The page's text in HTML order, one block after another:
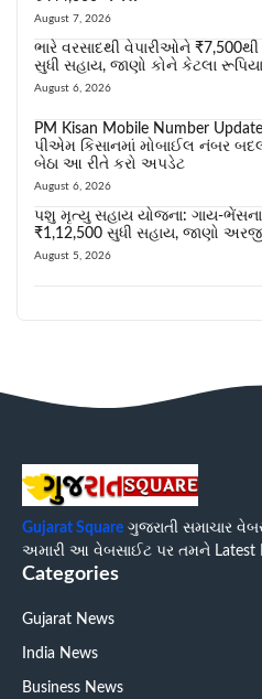
August 7, 2026
ભારે વરસાદથી વેપારીઓને
સુધી સહાય, જાણો કોને કેટલા
August 6, 2026
PM Kisan Mobile Number
પીએમ કિસાનમાં મોબાઈલ નંબર
બેઠા આ રીતે કરો અપડેટ
August 6, 2026
પશુ મૃત્યુ સહાય યોજના: ગાય-
₹1,12,500 સુધી સહાય, જાણો
August 5, 2026
Gujarat Square ગુજરાતી સમાચાર
અમારી આ વેબસાઈટ પર તમને Latest
Categories
Gujarat News
India News
Business News